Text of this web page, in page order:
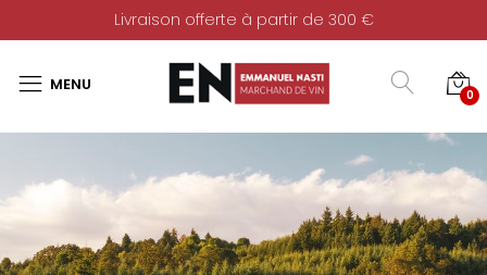
Livraison offerte à partir de 300 €
0